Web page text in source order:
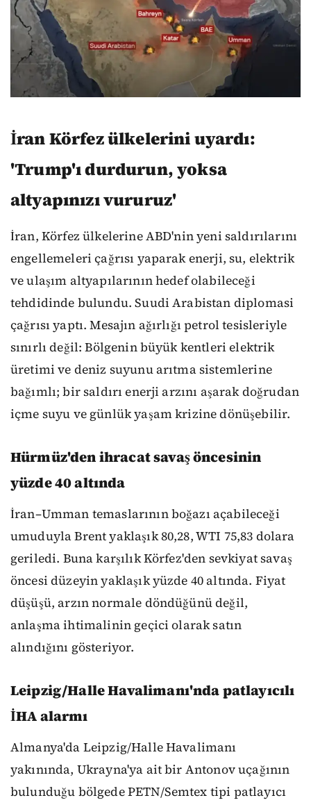
İran Körfez ülkelerini uyardı:
'Trump'ı durdurun, yoksa
altyapınızı vururuz'
İran, Körfez ülkelerine ABD'nin yeni saldırılarını
engellemeleri çağrısı yaparak enerji, su, elektrik
ve ulaşım altyapılarının hedef olabileceği
tehdidinde bulundu. Suudi Arabistan diplomasi
çağrısı yaptı. Mesajın ağırlığı petrol tesisleriyle
sınırlı değil: Bölgenin büyük kentleri elektrik
üretimi ve deniz suyunu arıtma sistemlerine
bağımlı; bir saldırı enerji arzını aşarak doğrudan
içme suyu ve günlük yaşam krizine dönüşebilir.
Hürmüz'den ihracat savaş öncesinin
yüzde 40 altında
İran–Umman temaslarının boğazı açabileceği
umuduyla Brent yaklaşık 80,28, WTI 75,83 dolara
geriledi. Buna karşılık Körfez'den sevkiyat savaş
öncesi düzeyin yaklaşık yüzde 40 altında. Fiyat
düşüşü, arzın normale döndüğünü değil,
anlaşma ihtimalinin geçici olarak satın
alındığını gösteriyor.
Leipzig/Halle Havalimanı'nda patlayıcılı
İHA alarmı
Almanya'da Leipzig/Halle Havalimanı
yakınında, Ukrayna'ya ait bir Antonov uçağının
bulunduğu bölgede PETN/Semtex tipi patlayıcı